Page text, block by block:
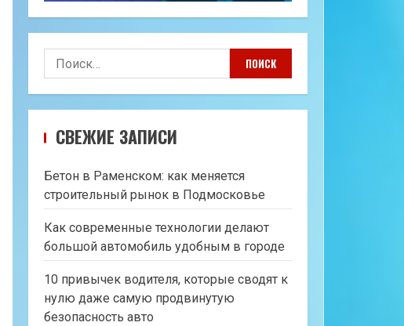
Найти:
СВЕЖИЕ ЗАПИСИ
Бетон в Раменском: как меняется
строительный рынок в Подмосковье
Как современные технологии делают
большой автомобиль удобным в городе
10 привычек водителя, которые сводят к
нулю даже самую продвинутую
безопасность авто